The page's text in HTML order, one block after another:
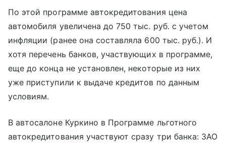
По этой программе автокредитования цена
автомобиля увеличена до 750 тыс. руб. с учетом
инфляции (ранее она составляла 600 тыс. руб.). И
хотя перечень банков, участвующих в программе,
еще до конца не установлен, некоторые из них
уже приступили к выдаче кредитов по данным
условиям.
В автосалоне Куркино в Программе льготного
автокредитования участвуют сразу три банка: ЗАО